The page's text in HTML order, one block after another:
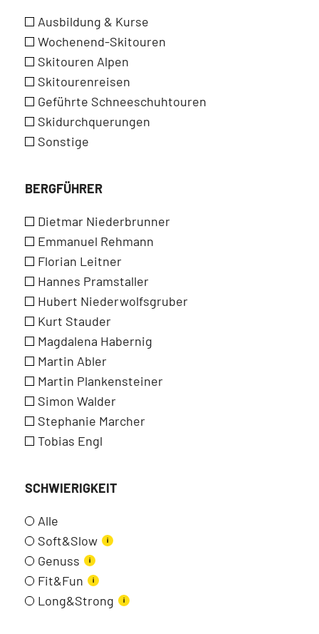
Ausbildung & Kurse
Wochenend-Skitouren
Skitouren Alpen
Skitourenreisen
Geführte Schneeschuhtouren
Skidurchquerungen
Sonstige
BERGFÜHRER
Dietmar Niederbrunner
Emmanuel Rehmann
Florian Leitner
Hannes Pramstaller
Hubert Niederwolfsgruber
Kurt Stauder
Magdalena Habernig
Martin Abler
Martin Plankensteiner
Simon Walder
Stephanie Marcher
Tobias Engl
SCHWIERIGKEIT
Alle
Soft&Slow
i
Genuss i
Fit&Fun i
Long&Strong i